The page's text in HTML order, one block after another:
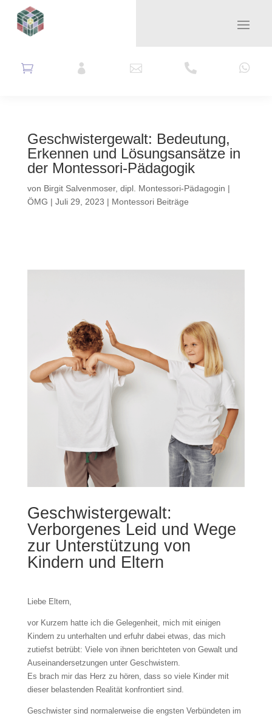
    
Geschwistergewalt: Bedeutung,
Erkennen und Lösungsansätze in
der Montessori-Pädagogik
von Birgit Salvenmoser, dipl. Montessori-Pädagogin |
ÖMG | Juli 29, 2023 | Montessori Beiträge
Geschwistergewalt:
Verborgenes Leid und Wege
zur Unterstützung von
Kindern und Eltern
Liebe Eltern,
vor Kurzem hatte ich die Gelegenheit, mich mit einigen
Kindern zu unterhalten und erfuhr dabei etwas, das mich
zutiefst betrübt: Viele von ihnen berichteten von Gewalt und
Auseinandersetzungen unter Geschwistern.
Es brach mir das Herz zu hören, dass so viele Kinder mit
dieser belastenden Realität konfrontiert sind.
Geschwister sind normalerweise die engsten Verbündeten im